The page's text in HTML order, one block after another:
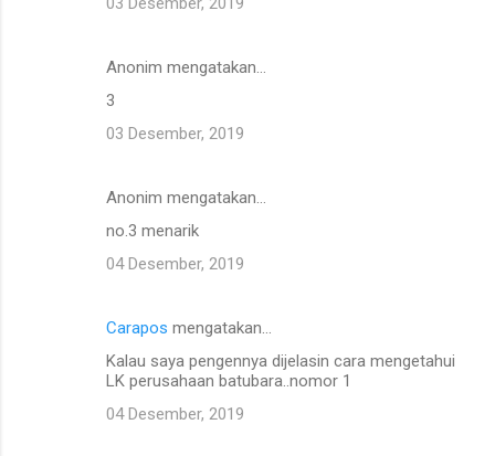
Anonim mengatakan…
3
03 Desember, 2019
Anonim mengatakan…
no.3 menarik
04 Desember, 2019
Carapos mengatakan…
Kalau saya pengennya dijelasin cara mengetahui
LK perusahaan batubara..nomor 1
04 Desember, 2019